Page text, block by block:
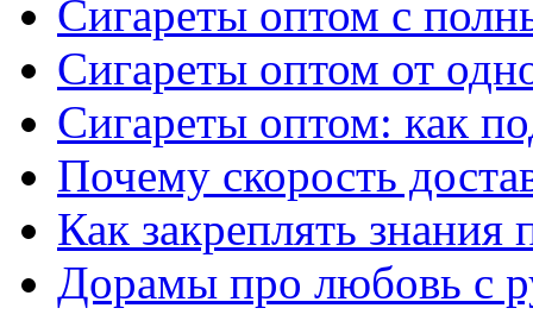
Сигареты оптом с
Сигареты оптом от
Сигареты оптом: как
Почему скорость
Как закреплять знания
Дорамы про любовь с